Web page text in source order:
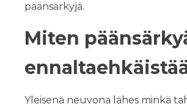
päänsärkyjä.
Miten
Yleisenä neuvona lähes minkä